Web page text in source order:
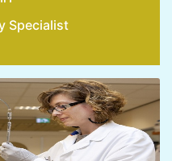
Specialist